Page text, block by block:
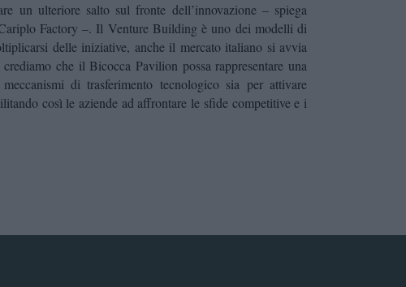
un ulteriore salto sul fronte dell’innovazione – spiega
Factory –. Il Venture Building è uno dei modelli di
delle iniziative, anche il mercato italiano si avvia
che il Bicocca Pavilion possa rappresentare una
di trasferimento tecnologico sia per attivare
così le aziende ad affrontare le sfide competitive e i